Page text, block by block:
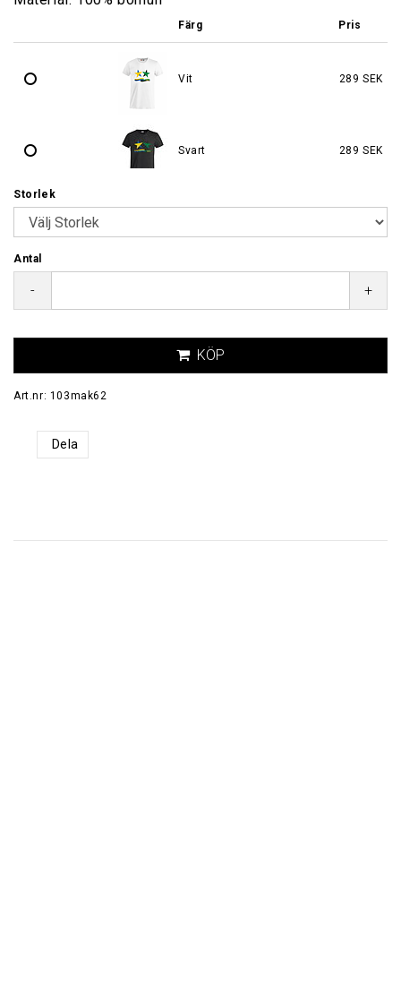
Färg Pris
Vit 289 SEK
Svart 289 SEK
Storlek
Antal
- +
KÖP
Art.nr: 103mak62
Dela